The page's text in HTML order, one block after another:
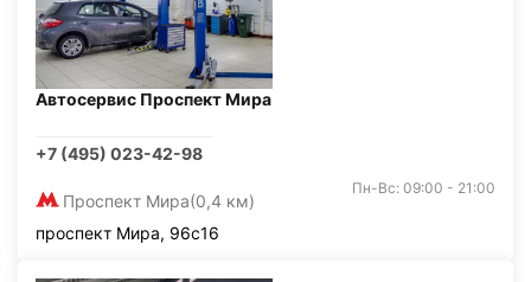
Автосервис Проспект Мира
+7 (495) 023-42-98
Проспект Мира(0,4 км)
Пн-Вс: 09:00 - 21:00
проспект Мира, 96с16